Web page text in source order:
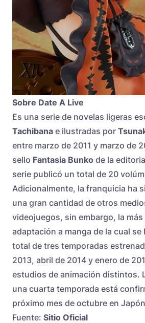
Sobre Date A Live
Es una serie de novelas ligeras
Tachibana e ilustradas por
entre marzo de 2011 y marzo de
sello Fantasia Bunko de la
serie publicó un total de 20
Adicionalmente, la franquicia ha
una gran cantidad de otros
videojuegos, sin embargo, la
adaptación a manga de la cual
total de tres temporadas
2013, abril de 2014 y enero de
estudios de animación distintos.
una cuarta temporada está
próximo mes de octubre en
Fuente: Sitio Oficial